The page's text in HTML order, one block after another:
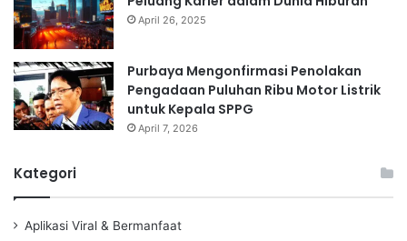
April 26, 2025
Purbaya Mengonfirmasi Penolakan
Pengadaan Puluhan Ribu Motor Listrik
untuk Kepala SPPG
April 7, 2026
Kategori
Aplikasi Viral & Bermanfaat